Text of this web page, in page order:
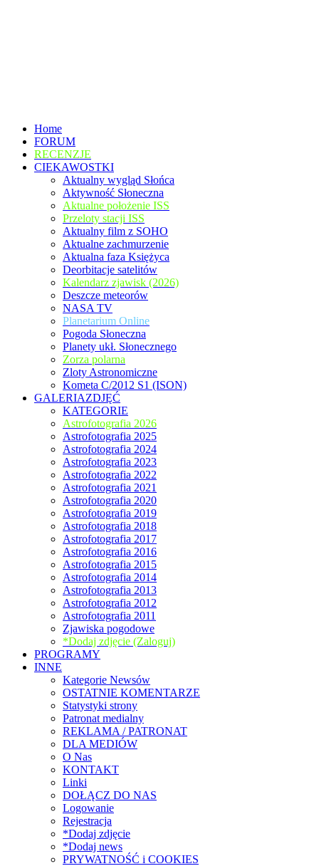
Home
FORUM
RECENZJE
CIEKAWOSTKI
Aktualny wygląd Słońca
Aktywność Słoneczna
Aktualne położenie ISS
Przeloty stacji ISS
Aktualny film z SOHO
Aktualne zachmurzenie
Aktualna faza Księżyca
Deorbitacje satelitów
Kalendarz zjawisk (2026)
Deszcze meteorów
NASA TV
Planetarium Online
Pogoda Słoneczna
Planety ukł. Słonecznego
Zorza polarna
Zloty Astronomiczne
Kometa C/2012 S1 (ISON)
GALERIAZDJĘĆ
KATEGORIE
Astrofotografia 2026
Astrofotografia 2025
Astrofotografia 2024
Astrofotografia 2023
Astrofotografia 2022
Astrofotografia 2021
Astrofotografia 2020
Astrofotografia 2019
Astrofotografia 2018
Astrofotografia 2017
Astrofotografia 2016
Astrofotografia 2015
Astrofotografia 2014
Astrofotografia 2013
Astrofotografia 2012
Astrofotografia 2011
Zjawiska pogodowe
*Dodaj zdjęcie (Zaloguj)
PROGRAMY
INNE
Kategorie Newsów
OSTATNIE KOMENTARZE
Statystyki strony
Patronat medialny
REKLAMA / PATRONAT
DLA MEDIÓW
O Nas
KONTAKT
Linki
DOŁĄCZ DO NAS
Logowanie
Rejestracja
*Dodaj zdjęcie
*Dodaj news
PRYWATNOŚĆ i COOKIES